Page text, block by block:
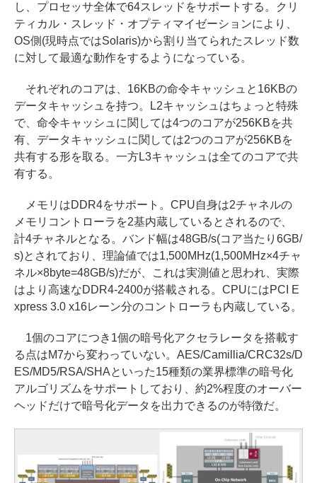
し、プロセッサ全体で64スレッドをサポートする。クリ
ティカル・スレッド・オプティマイゼーションにより、
OS側(現時点ではSolaris)から割り当てられたスレッド数
に対して最適な動作をするようになっている。
それぞれのコアは、16KBの命令キャッシュと16KBの
データキャッシュを持つ。L2キャッシュはちょっと特殊
で、命令キャッシュに関しては4つのコアが256KBを共
有、データキャッシュに関しては2つのコアが256KBを
共有する形を取る。一方L3キャッシュは全てのコアで共
有する。
メモリはDDR4をサポート。CPU自身は2チャネルの
メモリコントローラを2基内蔵しているとされるので、
計4チャネルとなる。バンド幅は48GB/s(コア当たり6GB/
s)とされており、理論値では1,500MHz(1,500MHz×4チャ
ネル×8byte=48GB/s)だが、これは実測値と思われ、実際
はより高速なDDR4-2400が搭載される。CPUにはPCI E
xpress 3.0 x16レーン分のコントローラも内蔵している。
1個のコアにつき1個の暗号化アクセラレータを搭載す
る点はM7から変わっていない。AES/Camillia/CRC32s/D
ES/MD5/RSA/SHAといった15種類の業界標準の暗号化
アルゴリズムをサポートしており、約2%程度のオーバー
ヘッドだけで暗号化データを出力できるのが特徴だ。